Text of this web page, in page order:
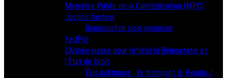
Ministère Public de la Confédération (MPC)
Justice factice
Dénonciation pour menaces
FedPol
L’Armée suisse pour rétablir la Démocratie et
l’État de Droit
Élus politiques : Ils trompent le Peuple /